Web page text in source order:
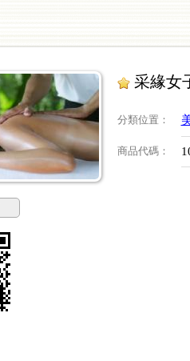
采緣女
分類位置 ：
商品代碼：